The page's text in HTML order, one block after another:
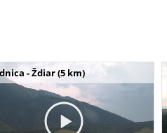
- Ždiar (5 km)